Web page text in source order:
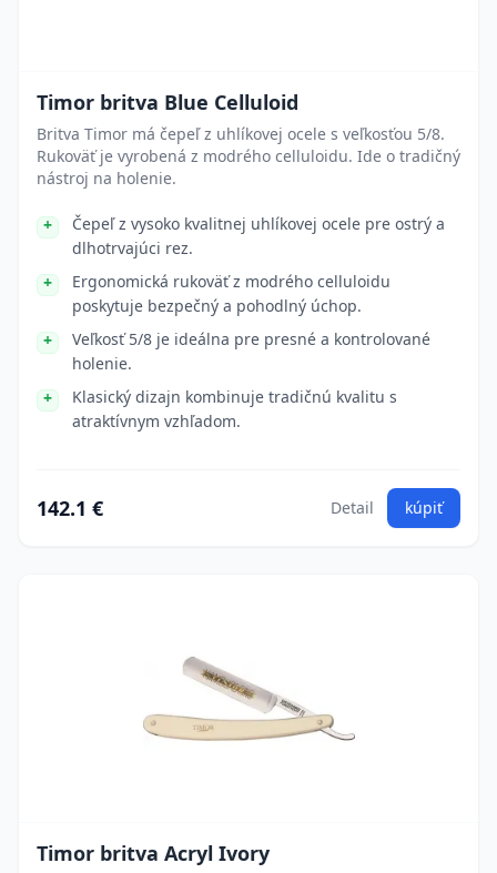
Timor britva Blue Celluloid
Britva Timor má čepeľ z uhlíkovej ocele s veľkosťou 5/8.
Rukoväť je vyrobená z modrého celluloidu. Ide o tradičný
nástroj na holenie.
Čepeľ z vysoko kvalitnej uhlíkovej ocele pre ostrý a
dlhotrvajúci rez.
Ergonomická rukoväť z modrého celluloidu
poskytuje bezpečný a pohodlný úchop.
Veľkosť 5/8 je ideálna pre presné a kontrolované
holenie.
Klasický dizajn kombinuje tradičnú kvalitu s
atraktívnym vzhľadom.
142.1 € Detail kúpiť
Timor britva Acryl Ivory